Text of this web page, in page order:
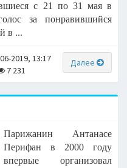
с 21 по 31 мая в
за понравившийся
в ...
Далее
2019, 13:17
7 231
Парижанин Антанасе
Перифан в 2000 году
впервые организовал